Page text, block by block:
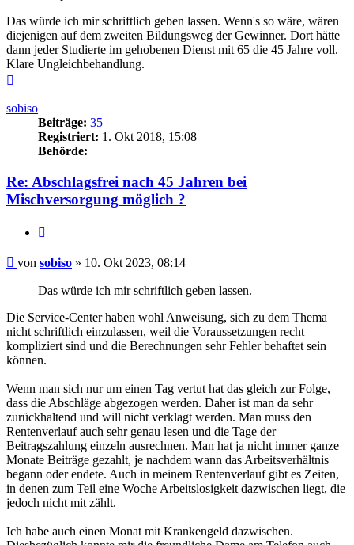
Das würde ich mir schriftlich geben lassen. Wenn's so wäre, wären
diejenigen auf dem zweiten Bildungsweg der Gewinner. Dort hätte
dann jeder Studierte im gehobenen Dienst mit 65 die 45 Jahre voll.
Klare Ungleichbehandlung.
sobiso
Beiträge: 35
Registriert: 1. Okt 2018, 15:08
Behörde:
Re: Abschlagsfrei nach 45 Jahren bei
Mischversorgung möglich ?
Beitrag
von sobiso » 10. Okt 2023, 08:14
Das würde ich mir schriftlich geben lassen.
Die Service-Center haben wohl Anweisung, sich zu dem Thema
nicht schriftlich einzulassen, weil die Voraussetzungen recht
kompliziert sind und die Berechnungen sehr Fehler behaftet sein
können.
Wenn man sich nur um einen Tag vertut hat das gleich zur Folge,
dass die Abschläge abgezogen werden. Daher ist man da sehr
zurückhaltend und will nicht verklagt werden. Man muss den
Rentenverlauf auch sehr genau lesen und die Tage der
Beitragszahlung einzeln ausrechnen. Man hat ja nicht immer ganze
Monate Beiträge gezahlt, je nachdem wann das Arbeitsverhältnis
begann oder endete. Auch in meinem Rentenverlauf gibt es Zeiten,
in denen zum Teil eine Woche Arbeitslosigkeit dazwischen liegt, die
jedoch nicht mit zählt.
Ich habe auch einen Monat mit Krankengeld dazwischen.